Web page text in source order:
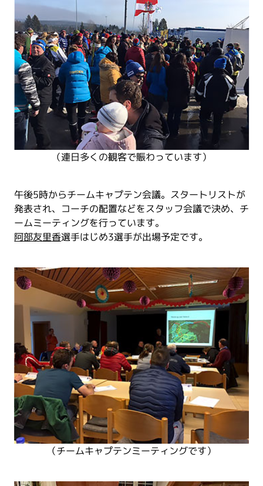
（連日多くの観客で賑わっています）
午後5時からチームキャプテン会議。スタートリストが
発表され、コーチの配置などをスタッフ会議で決め、チ
ームミーティングを行っています。
阿部友里香選手はじめ3選手が出場予定です。
（チームキャプテンミーティングです）